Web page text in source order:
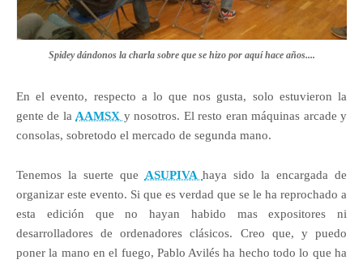
Spidey dándonos la charla sobre que se hizo por aquí hace años....
En el evento, respecto a lo que nos gusta, solo estuvieron la
gente de laAAMSX y nosotros. El resto eran máquinas arcade y
consolas, sobretodo el mercado de segunda mano.
Tenemos la suerte que ASUPIVAhaya sido la encargada de
organizar este evento. Si que es verdad que se le ha reprochado a
esta edición que no hayan habido mas expositores ni
desarrolladores de ordenadores clásicos. Creo que, y puedo
poner la mano en el fuego, Pablo Avilés ha hecho todo lo que ha